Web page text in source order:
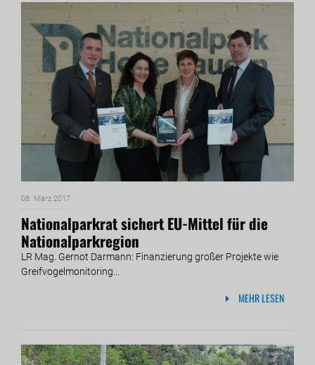
08. März 2017
Nationalparkrat sichert EU-Mittel für die
Nationalparkregion
LR Mag. Gernot Darmann: Finanzierung großer Projekte wie
Greifvogelmonitoring...
MEHR LESEN